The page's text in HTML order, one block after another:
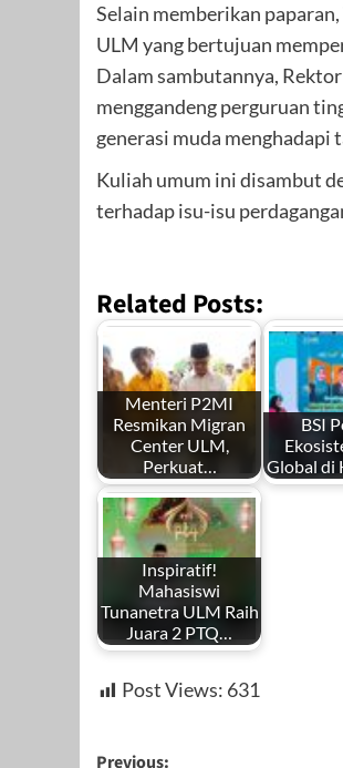
Selain memberikan
ULM yang bertujuan
Dalam sambutannya,
menggandeng perguruan
generasi muda menghadapi
Kuliah umum ini disambut
terhadap isu-isu
Related Posts:
Menteri P2MI
Resmikan Migran
Center ULM,
Perkuat…
BSI
Global di
Inspiratif!
Mahasiswi
Tunanetra ULM Raih
Juara 2 PTQ…
Post Views: 631
Previous: